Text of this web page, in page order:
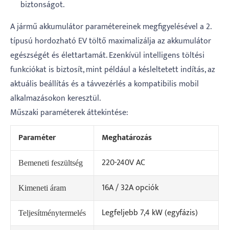
biztonságot.
A jármű akkumulátor paramétereinek megfigyelésével a 2.
típusú hordozható EV töltő maximalizálja az akkumulátor
egészségét és élettartamát. Ezenkívül intelligens töltési
funkciókat is biztosít, mint például a késleltetett indítás, az
aktuális beállítás és a távvezérlés a kompatibilis mobil
alkalmazásokon keresztül.
Műszaki paraméterek áttekintése:
Paraméter
Meghatározás
Bemeneti feszültség 220-240V AC
Kimeneti áram 16A / 32A opciók
Teljesítménytermelés Legfeljebb 7,4 kW (egyfázis)